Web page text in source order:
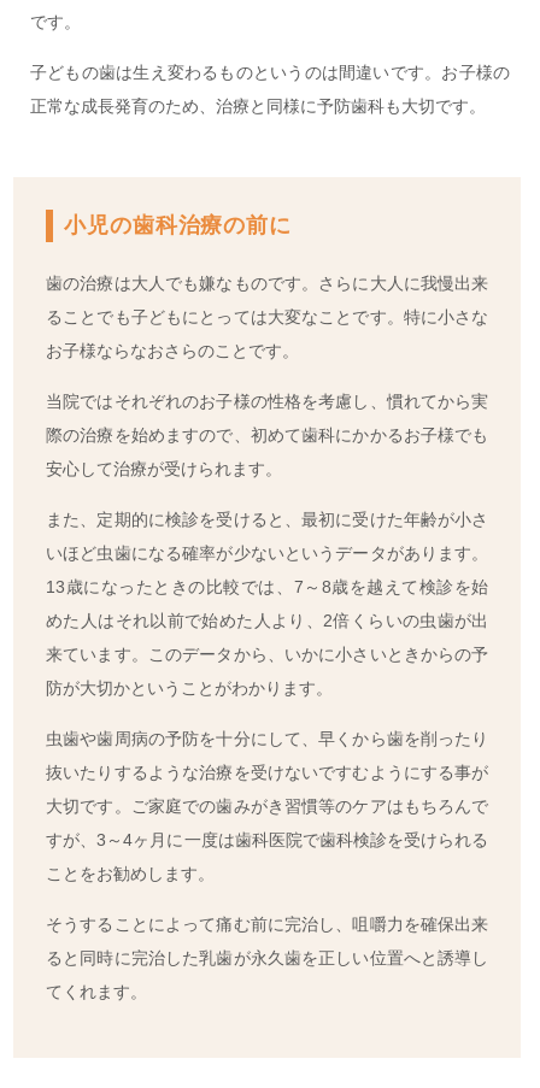
です。
子どもの歯は生え変わるものというのは間違いです。お子様の
正常な成長発育のため、治療と同様に予防歯科も大切です。
小児の歯科治療の前に
歯の治療は大人でも嫌なものです。さらに大人に我慢出来
ることでも子どもにとっては大変なことです。特に小さな
お子様ならなおさらのことです。
当院ではそれぞれのお子様の性格を考慮し、慣れてから実
際の治療を始めますので、初めて歯科にかかるお子様でも
安心して治療が受けられます。
また、定期的に検診を受けると、最初に受けた年齢が小さ
いほど虫歯になる確率が少ないというデータがあります。
13歳になったときの比較では、7～8歳を越えて検診を始
めた人はそれ以前で始めた人より、2倍くらいの虫歯が出
来ています。このデータから、いかに小さいときからの予
防が大切かということがわかります。
虫歯や歯周病の予防を十分にして、早くから歯を削ったり
抜いたりするような治療を受けないですむようにする事が
大切です。ご家庭での歯みがき習慣等のケアはもちろんで
すが、3～4ヶ月に一度は歯科医院で歯科検診を受けられる
ことをお勧めします。
そうすることによって痛む前に完治し、咀嚼力を確保出来
ると同時に完治した乳歯が永久歯を正しい位置へと誘導し
てくれます。